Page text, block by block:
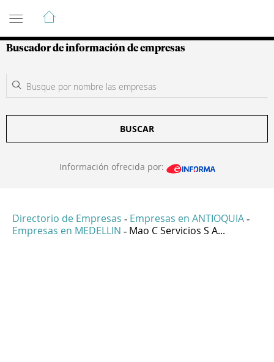
Guía de Empresas Colombianas
Buscador de información de empresas
BUSCAR
Información ofrecida por:
Directorio de Empresas - Empresas en ANTIOQUIA -
Empresas en MEDELLIN - Mao C Servicios S A...